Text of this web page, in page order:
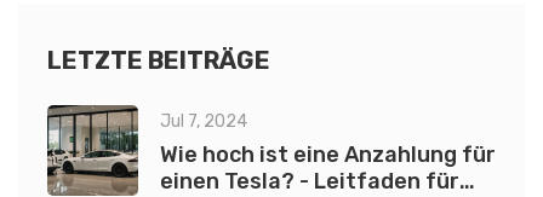
LETZTE BEITRÄGE
Jul 7, 2024
Wie hoch ist eine Anzahlung für
einen Tesla? - Leitfaden für